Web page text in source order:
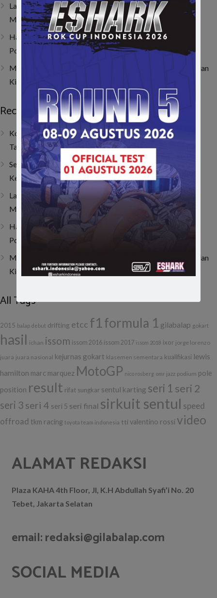
Last Corner Overtake! Muhammad FA Wibowo Kibarkan
Merah Putih di Italia
Hanya Butuh 4 Lap! Muhammad FA Wibowo Bangkit dari
Posisi 19 dan Juarai ACI Karting 2026 Round 4
Muhammad FA Wibowo di Viterbo, Bangkit dari Insiden dan
Kini Bertahan di 10 Besar Klasemen
Recent Posts
Kombinasi Senior dan Junior, SAV Motor Sport Optimis
Taklukkan Musim 2026
Sempat Tembus Tiga Besar, Kendala Engine Bikin Gio
Kehilangan Momentum di Lenka Junior Cup Prix 2026
Last Corner Overtake! Muhammad FA Wibowo Kibarkan
Merah Putih di Italia
Hanya Butuh 4 Lap! Muhammad FA Wibowo Bangkit dari
Posisi 19 dan Juarai ACI Karting 2026 Round 4
Muhammad FA Wibowo di Viterbo, Bangkit dari Insiden dan
Kini Bertahan di 10 Besar Klasemen
All Tags
2015 balap debut drifting etcc f1 formula 1 gilabalap gokart
hasil ichan issom issom 2016 issom 2017 issom 2018 ixor jorge lorenzo
juara juara nasional kejurnas gokart klasemen sementara kualifikasi lewis
hamilton marc marquez MotoGP nico rosberg omr jazz podium pole
position result rifat sungkar sentul karting seri 1 seri 2
seri 3 seri 4 seri 5 seri final sirkuit sentul speed
offroad tkm racing toyota team indonesia tti valentino rossi video
ALAMAT REDAKSI
Plaza KAHA 4th Floor, Jl, K.H Abdullah Syafi’i No. 20
Tebet, Jakarta Selatan
email: redaksi@gilabalap.com
SOCIAL MEDIA